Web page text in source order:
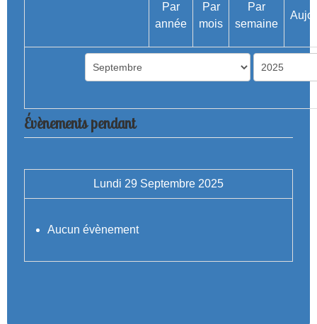
Par
année
Par
mois
Par
semaine
Évènements pendant
Lundi 29 Septembre 2025
Aucun évènement